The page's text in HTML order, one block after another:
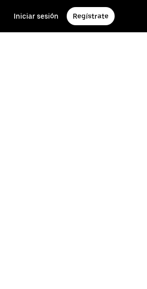
Iniciar sesión Regístrate